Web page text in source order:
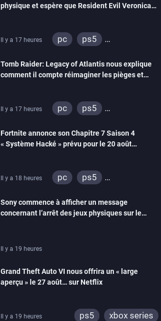
physique et espère que Resident Evil Veronica
Il y a 17 heures pc
ps5
Tomb Raider: Legacy of Atlantis nous explique
comment il compte réimaginer les pièges et
Il y a 17 heures pc
ps5
Fortnite annonce son Chapitre 7 Saison 4
« Système Hacké » prévu pour le 20 août
Il y a 18 heures pc
ps5
ios
android
xbox one
switch 2
Sony commence à afficher un message
concernant l’arrêt des jeux physiques sur le
Il y a 19 heures
Grand Theft Auto VI nous offrira un « large
aperçu » le 27 août… sur Netflix
Il y a 19 heures ps5 xbox series